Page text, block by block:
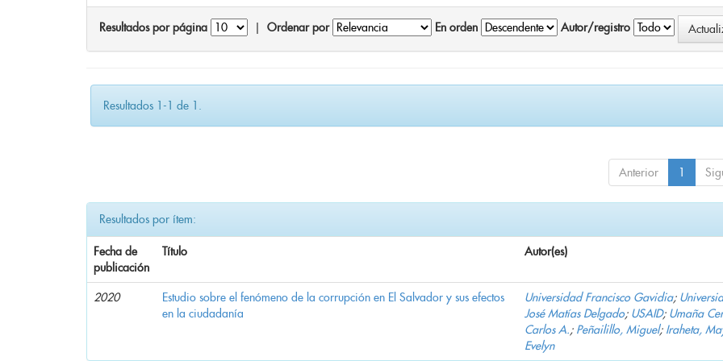
Resultados por página Ordenar por En orden Autor/registro
Resultados 1-1 de 1.
Anterior 1
Resultados por ítem:
Fecha de
publicación
Título Autor(es)
2020
Estudio sobre el fenómeno de la corrupción en El Salvador y sus efectos
en la ciudadanía
Universidad Francisco Gavidia;
José Matías Delgado; USAID; Umaña
Carlos A.; Peñailillo, Miguel; Iraheta,
Evelyn